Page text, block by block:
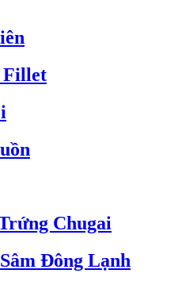
Fillet
Chugai
Đông Lạnh